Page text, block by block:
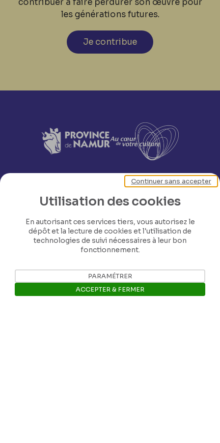
contribuer à faire perdurer son œuvre pour
les générations futures.
Je contribue
Utilisation des cookies
En autorisant ces services tiers, vous autorisez le
dépôt et la lecture de cookies et l'utilisation de
technologies de suivi nécessaires à leur bon
fonctionnement.
Continuer sans accepter
PARAMÉTRER
ACCEPTER & FERMER